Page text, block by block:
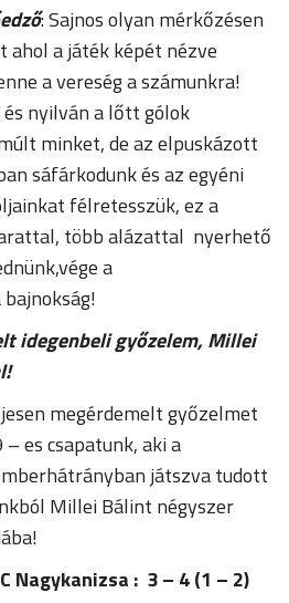
: Sajnos olyan mérkőzésen
ahol a játék képét nézve
a vereség a számunkra!
nyilván a lőtt gólok
minket, de az elpuskázott
sáfárkodunk és az egyéni
félretesszük, ez a
több alázattal nyerhető
a
idegenbeli győzelem, Millei
megérdemelt győzelmet
es csapatunk, aki a
játszva tudott
Millei Bálint négyszer
Nagykanizsa : 3 – 4 (1 – 2)